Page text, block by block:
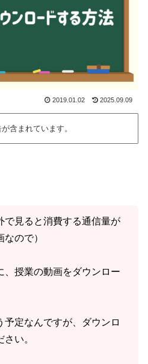
2019.01.02 2025.09.09
含まれています。
で見ると消費する通信量が
ので）
、授業の動画をダウンロー
定なんですが、ダウンロ
い。